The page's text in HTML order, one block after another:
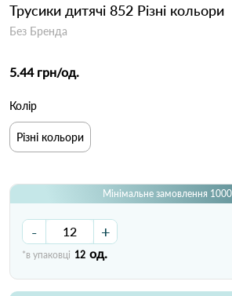
Трусики дитячі 852 Різні кольори
Без Бренда
5.44 грн/од.
Колір
Різні кольори
Мінімальне замовлення
- +
*в упаковці 12 од.